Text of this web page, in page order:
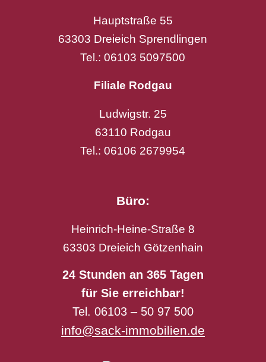
Hauptstraße 55
63303 Dreieich Sprendlingen
Tel.: 06103 5097500
Filiale Rodgau
Ludwigstr. 25
63110 Rodgau
Tel.: 06106 2679954
Büro:
Heinrich-Heine-Straße 8
63303 Dreieich Götzenhain
24 Stunden an 365 Tagen
für Sie erreichbar!
Tel. 06103 – 50 97 500
info@sack-immobilien.de